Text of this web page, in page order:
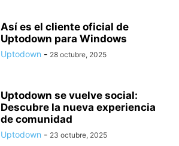
Así es el cliente oficial de
Uptodown para Windows
Uptodown - 28 octubre, 2025
Uptodown se vuelve social:
Descubre la nueva experiencia
de comunidad
Uptodown - 23 octubre, 2025